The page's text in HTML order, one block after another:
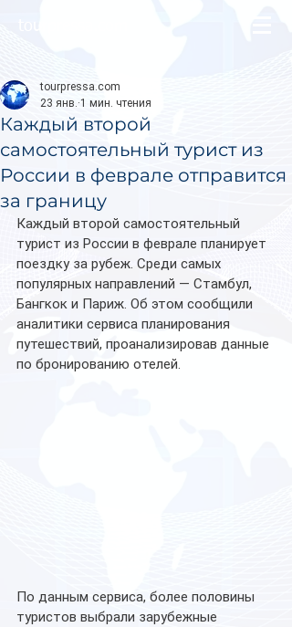
Каждый второй
самостоятельный турист из
России в феврале отправится
за границу
tourpressa.com
23 янв. 1 мин. чтения
Каждый второй самостоятельный
турист из России в феврале планирует
поездку за рубеж. Среди самых
популярных направлений — Стамбул,
Бангкок и Париж. Об этом сообщили
аналитики сервиса планирования
путешествий, проанализировав данные
по бронированию отелей.
По данным сервиса, более половины
туристов выбрали зарубежные